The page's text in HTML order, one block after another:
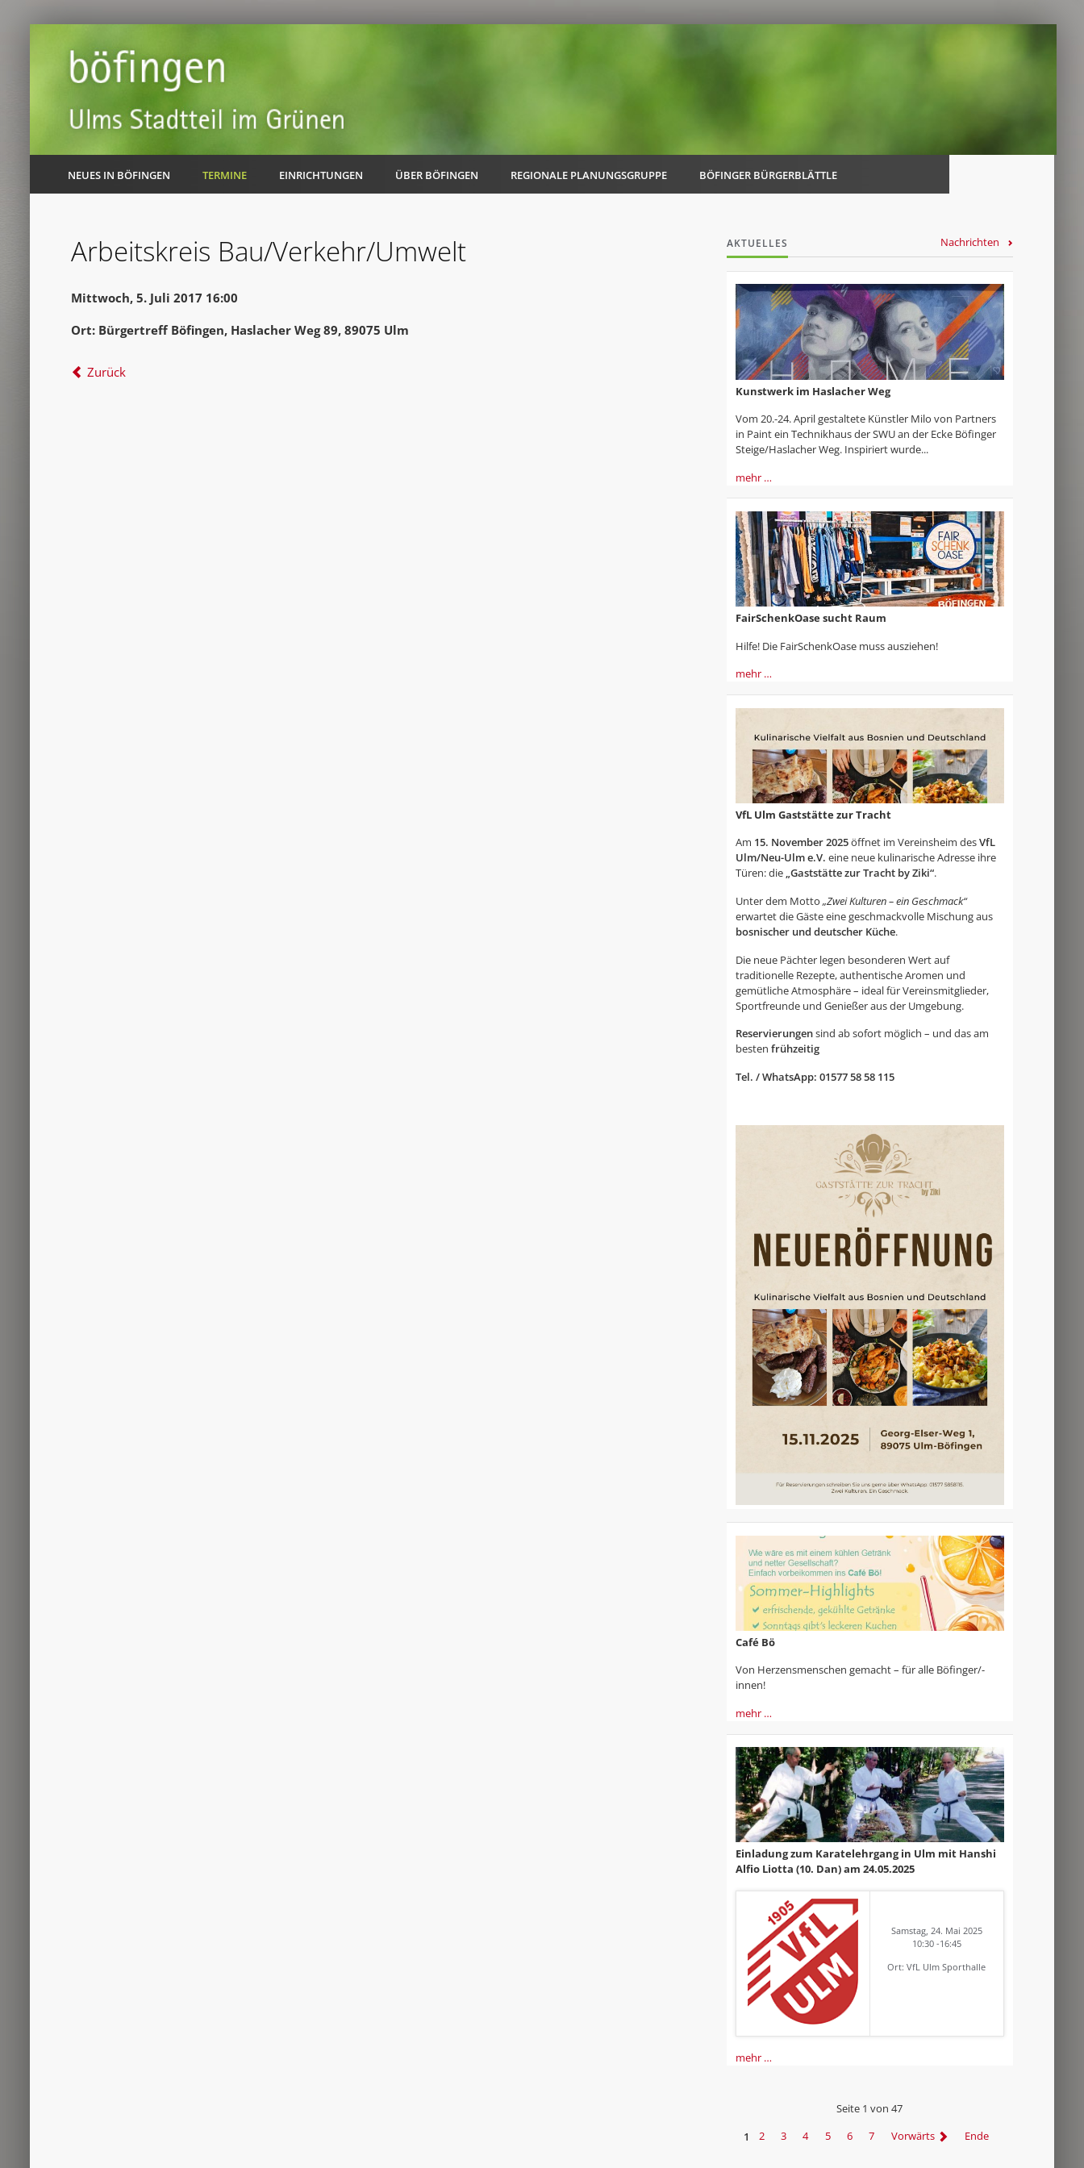
NEUES IN BÖFINGEN TERMINE EINRICHTUNGEN ÜBER BÖFINGEN REGIONALE PLANUNGSGRUPPE BÖFINGER BÜRGERBLÄTTLE
Arbeitskreis Bau/Verkehr/Umwelt
Mittwoch, 5. Juli 2017 16:00
Ort: Bürgertreff Böfingen, Haslacher Weg 89, 89075 Ulm
Zurück
AKTUELLES Nachrichten
Kunstwerk im Haslacher Weg
Vom 20.-24. April gestaltete Künstler Milo von Partners
in Paint ein Technikhaus der SWU an der Ecke Böfinger
Steige/Haslacher Weg. Inspiriert wurde...
mehr …
FairSchenkOase sucht Raum
Hilfe! Die FairSchenkOase muss ausziehen!
mehr …
VfL Ulm Gaststätte zur Tracht
Am 15. November 2025öffnet im Vereinsheim desVfL
Ulm/Neu-Ulm e.V. eine neue kulinarische Adresse ihre
Türen: die „Gaststätte zur Tracht by Ziki“.
Unter dem Motto „Zwei Kulturen – ein Geschmack“
erwartet die Gäste eine geschmackvolle Mischung aus
bosnischer und deutscher Küche.
Die neue Pächter legen besonderen Wert auf
traditionelle Rezepte, authentische Aromen und
gemütliche Atmosphäre – ideal für Vereinsmitglieder,
Sportfreunde und Genießer aus der Umgebung.
Reservierungensind ab sofort möglich – und das am
besten frühzeitig
Tel. / WhatsApp: 01577 58 58 115
Café Bö
Von Herzensmenschen gemacht – für alle Böfinger/-
innen!
mehr …
Einladung zum Karatelehrgang in Ulm mit Hanshi
Alfio Liotta (10. Dan) am 24.05.2025
Samstag, 24. Mai 2025
10:30 -16:45
Ort: VfL Ulm Sporthalle
mehr …
Seite 1 von 47
1
2 3 4 5 6 7 Vorwärts Ende